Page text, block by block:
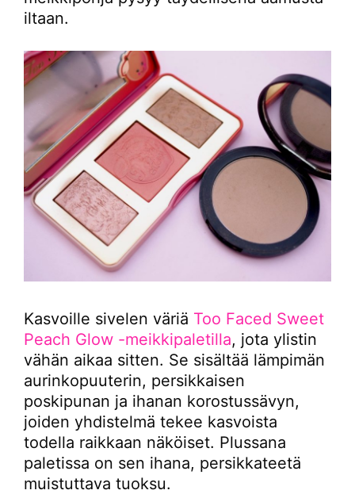
iltaan.
Kasvoille sivelen väriä Too Faced Sweet
Peach Glow -meikkipaletilla, jota ylistin
vähän aikaa sitten. Se sisältää lämpimän
aurinkopuuterin, persikkaisen
poskipunan ja ihanan korostussävyn,
joiden yhdistelmä tekee kasvoista
todella raikkaan näköiset. Plussana
paletissa on sen ihana, persikkateetä
muistuttava tuoksu.